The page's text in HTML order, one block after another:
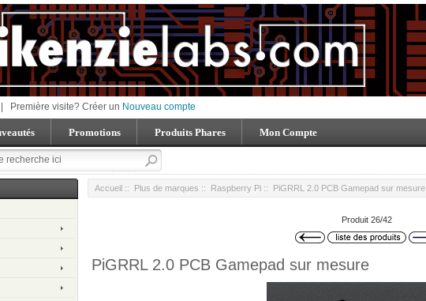
Première visite? Créer un Nouveau compte
Promotions Produits Phares Mon Compte
Accueil :: Plus de marques :: Raspberry Pi :: PiGRRL 2.0 PCB Gamepad sur mesure
Produit 26/42
PiGRRL 2.0 PCB Gamepad sur mesure